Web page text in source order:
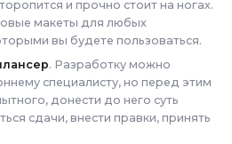
и прочно стоит на ногах.
макеты для любых
вы будете пользоваться.
. Разработку можно
специалисту, но перед этим
донести до него суть
сдачи, внести правки, принять